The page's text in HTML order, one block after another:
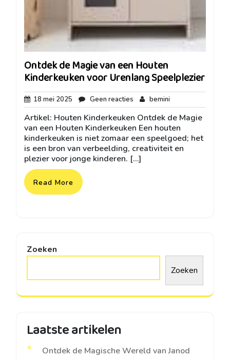
Ontdek de Magie van een Houten
Kinderkeuken voor Urenlang Speelplezier
18 mei 2025 18
mei
2025
Geen reacties Geen
reacties
bemini
Artikel: Houten Kinderkeuken Ontdek de Magie
van een Houten Kinderkeuken Een houten
kinderkeuken is niet zomaar een speelgoed; het
is een bron van verbeelding, creativiteit en
plezier voor jonge kinderen. […]
Read More
Zoeken
Zoeken
Laatste artikelen
Ontdek de Magische Wereld van Janod